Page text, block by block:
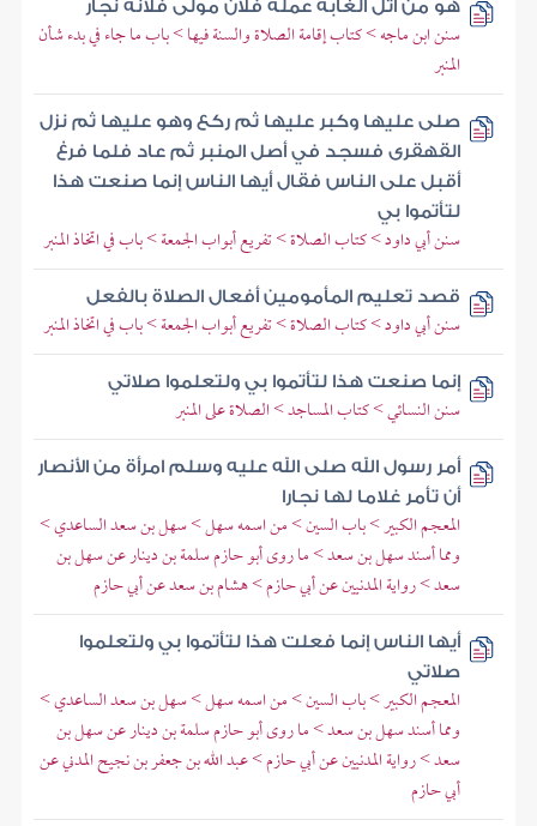
هو من أثل الغابة عمله فلان مولى فلانة نجار
سنن ابن ماجه > كتاب إقامة الصلاة والسنة فيها > باب ما جاء في بدء شأن
المنبر
صلى عليها وكبر عليها ثم ركع وهو عليها ثم نزل
القهقرى فسجد في أصل المنبر ثم عاد فلما فرغ
أقبل على الناس فقال أيها الناس إنما صنعت هذا
لتأتموا بي
سنن أبي داود > كتاب الصلاة > تفريع أبواب الجمعة > باب في اتخاذ المنبر
قصد تعليم المأمومين أفعال الصلاة بالفعل
سنن أبي داود > كتاب الصلاة > تفريع أبواب الجمعة > باب في اتخاذ المنبر
إنما صنعت هذا لتأتموا بي ولتعلموا صلاتي
سنن النسائي > كتاب المساجد > الصلاة على المنبر
أمر رسول الله صلى الله عليه وسلم امرأة من الأنصار
أن تأمر غلاما لها نجارا
المعجم الكبير > باب السين > من اسمه سهل > سهل بن سعد الساعدي >
ومما أسند سهل بن سعد > ما روى أبو حازم سلمة بن دينار عن سهل بن
سعد > رواية المدنيين عن أبي حازم > هشام بن سعد عن أبي حازم
أيها الناس إنما فعلت هذا لتأتموا بي ولتعلموا
صلاتي
المعجم الكبير > باب السين > من اسمه سهل > سهل بن سعد الساعدي >
ومما أسند سهل بن سعد > ما روى أبو حازم سلمة بن دينار عن سهل بن
سعد > رواية المدنيين عن أبي حازم > عبد الله بن جعفر بن نجيح المدني عن
أبي حازم